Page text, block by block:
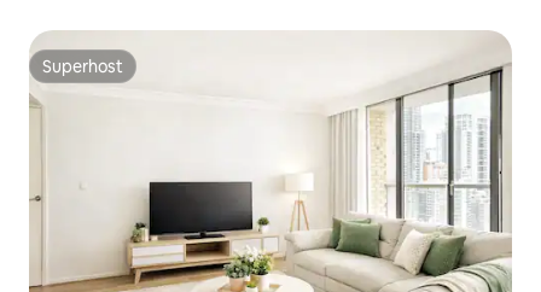
Superhost
Superhost